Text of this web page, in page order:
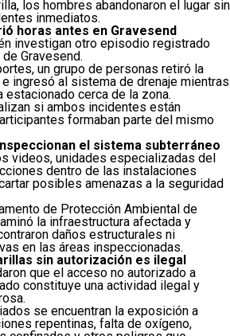
los hombres abandonaron el lugar sin
inmediatos.
horas antes en Gravesend
investigan otro episodio registrado
Gravesend.
un grupo de personas retiró la
ingresó al sistema de drenaje mientras
estacionado cerca de la zona.
si ambos incidentes están
formaban parte del mismo
el sistema subterráneo
videos, unidades especializadas del
dentro de las instalaciones
posibles amenazas a la seguridad
de Protección Ambiental de
la infraestructura afectada y
daños estructurales ni
en las áreas inspeccionadas.
sin autorización es ilegal
que el acceso no autorizado a
constituye una actividad ilegal y
se encuentran la exposición a
repentinas, falta de oxígeno,